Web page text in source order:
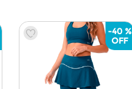
-40 %